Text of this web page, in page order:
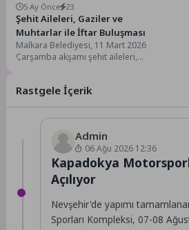
5 Ay Önce 23
Şehit Aileleri, Gaziler ve
Muhtarlar ile İftar Buluşması
Malkara Belediyesi, 11 Mart 2026
Çarşamba akşamı şehit aileleri,
Rastgele İçerik
Admin
06 Ağu 2026 12:36
Kapadokya
Açılıyor
Nevşehir'de yapımı
Sporları Kompleksi, 07-08